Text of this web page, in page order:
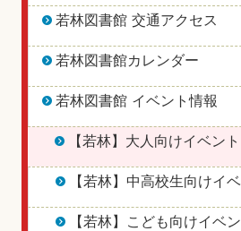
若林図書館 交通アクセス
若林図書館カレンダー
若林図書館 イベント情報
【若林】大人向けイベント
【若林】中高校生向けイ
【若林】こども向けイベ